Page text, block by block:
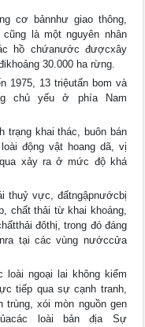
cơ bảnnhư giao thông,
là một nguyên nhân
hồ chứanước đượcxây
30.000 ha rừng.
1975, 13 triệutấn bom và
chủ yếu ở phía Nam
trạng khai thác, buôn bán
động vật hoang dã, vị
xảy ra ở mức độ khá
thuỷ vực, đấtngậpnướcbị
chất thải từ khai khoáng,
đôthị, trong đó đáng
tại các vùng nướccửa
ngoại lai không kiểm
tiếp qua sự cạnh tranh,
xói mòn nguồn gen
loài bản địa Sự